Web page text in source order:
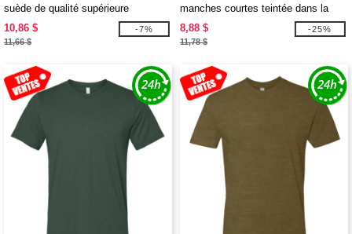
suède de qualité supérieure
10,86 $
11,66 $
-7%
manches courtes teintée dans la
masse
8,88 $
11,78 $
-25%